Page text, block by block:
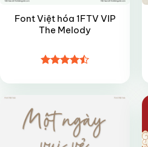
Font Việt hóa 1FTV VIP
The Melody
hạng4.45